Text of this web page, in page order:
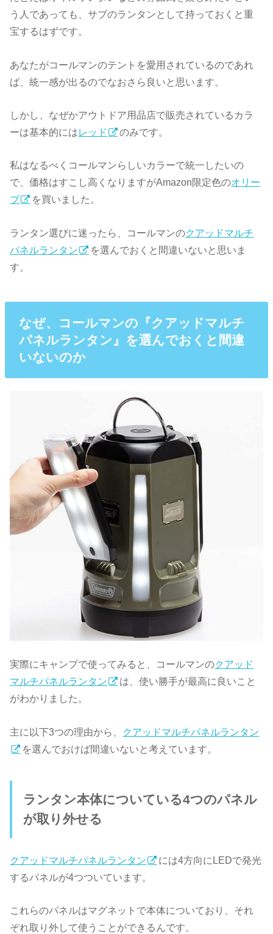
う人であっても、サブのランタンとして持っておくと重
宝するはずです。
あなたがコールマンのテントを愛用されているのであれ
ば、統一感が出るのでなおさら良いと思います。
しかし、なぜかアウトドア用品店で販売されているカラ
ーは基本的にはレッド のみです。
私はなるべくコールマンらしいカラーで統一したいの
で、価格はすこし高くなりますがAmazon限定色のオリー
ブ
を買いました。
ランタン選びに迷ったら、コールマンのクアッドマルチ
パネルランタン
を選んでおくと間違いないと思いま
す。
なぜ、コールマンの『クアッドマルチ
パネルランタン』を選んでおくと間違
いないのか
実際にキャンプで使ってみると、コールマンのクアッド
マルチパネルランタン
は、使い勝手が最高に良いこと
がわかりました。
主に以下3つの理由から、 クアッドマルチパネルランタン
を選んでおけば間違いないと考えています。
ランタン本体についている4つのパネル
が取り外せる
クアッドマルチパネルランタン
には4方向にLEDで発光
するパネルが4つついています。
これらのパネルはマグネットで本体についており、それ
ぞれ取り外して使うことができるんです。